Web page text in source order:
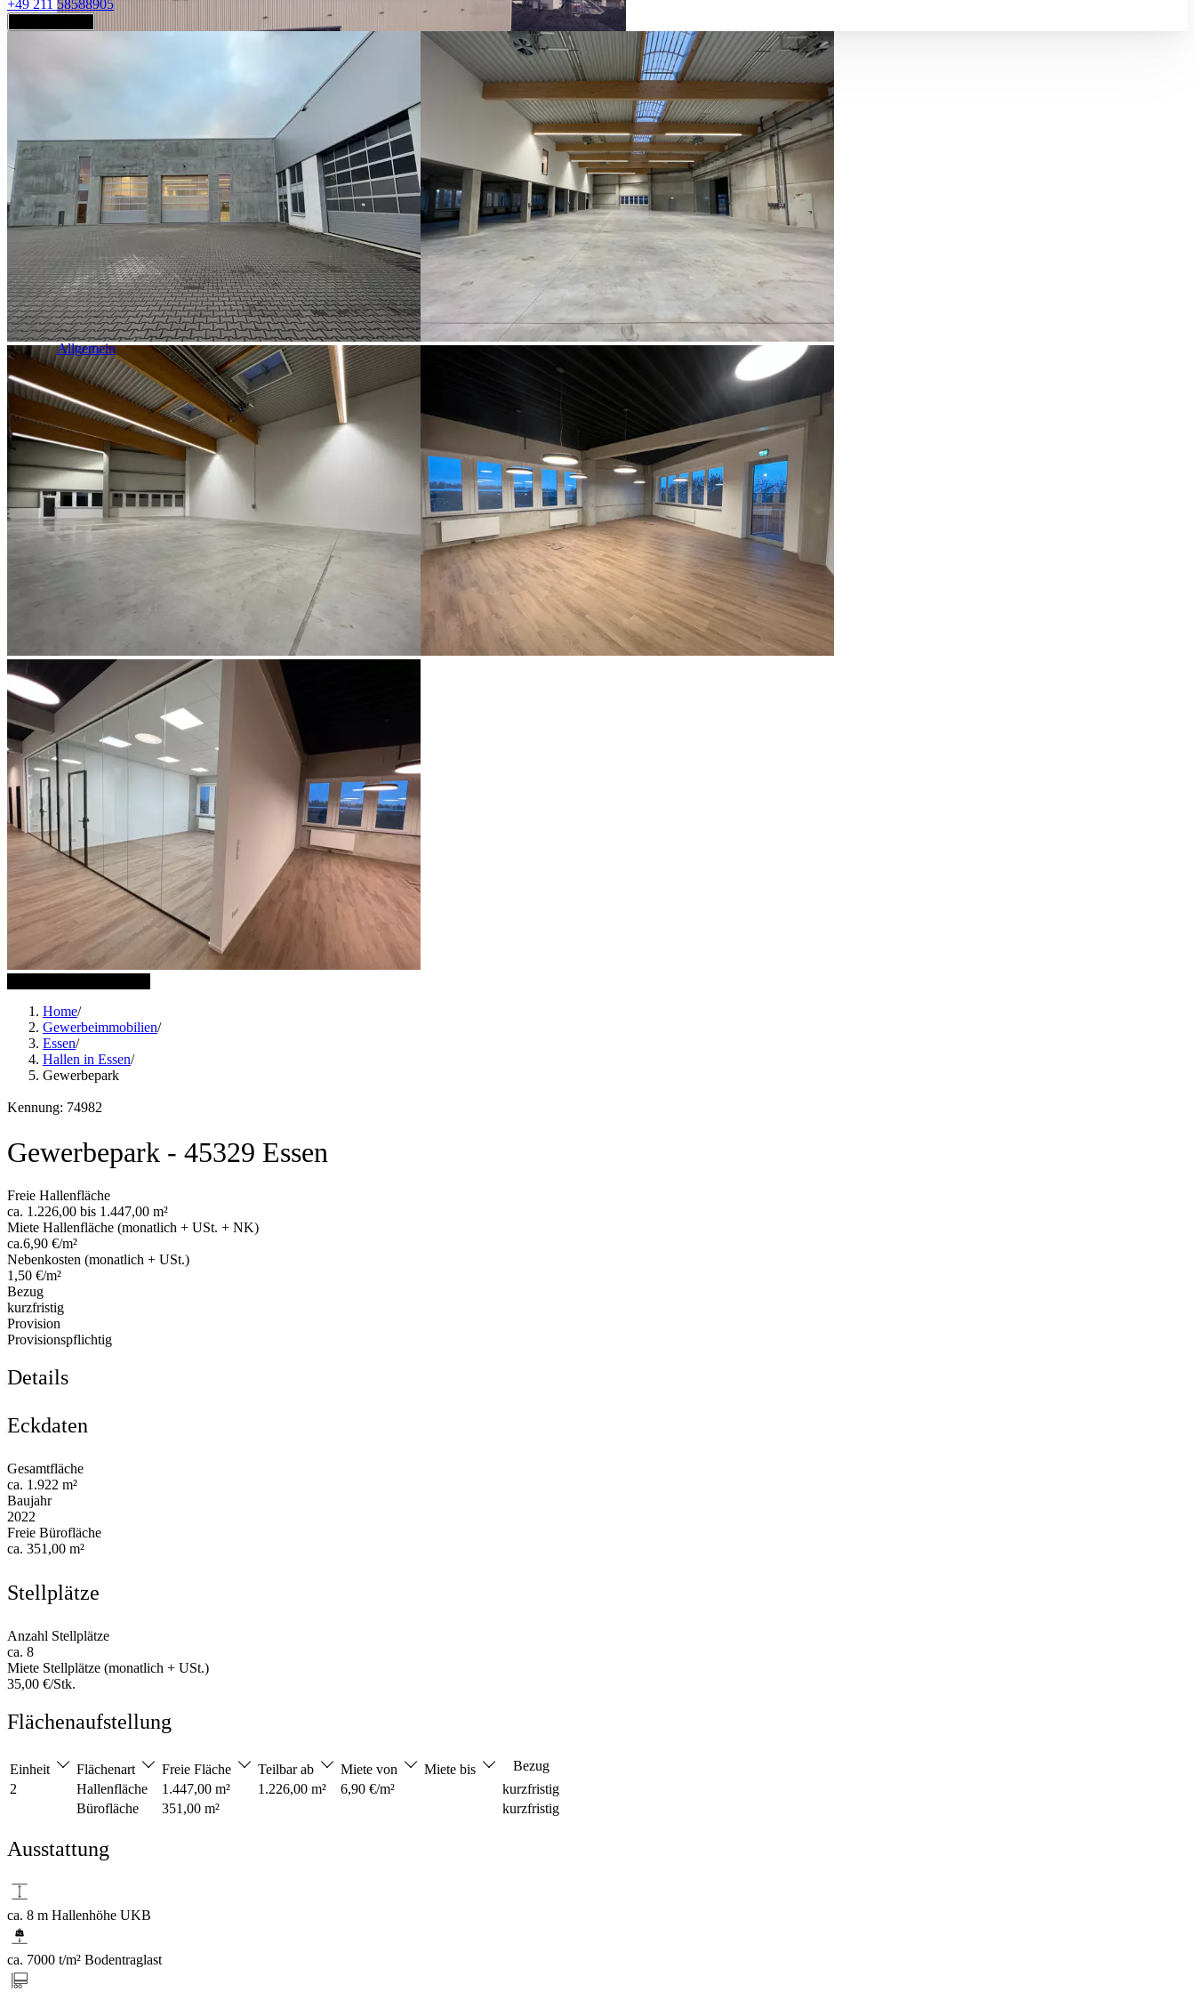
Industrie & Logistik
Allgemein
+49 211 58588905
Home/
Gewerbeimmobilien/
Essen/
Hallen in Essen/
Gewerbepark
Kennung: 74982
Gewerbepark - 45329 Essen
Freie Hallenfläche
ca. 1.226,00 bis 1.447,00 m²
Miete Hallenfläche (monatlich + USt. + NK)
ca.6,90 €/m²
Nebenkosten (monatlich + USt.)
1,50 €/m²
Bezug
kurzfristig
Provision
Provisionspflichtig
Details
Eckdaten
Gesamtfläche
ca. 1.922 m²
Baujahr
2022
Freie Bürofläche
ca. 351,00 m²
Stellplätze
Anzahl Stellplätze
ca. 8
Miete Stellplätze (monatlich + USt.)
35,00 €/Stk.
Flächenaufstellung
Einheit Flächenart Freie Fläche Teilbar ab Miete von Miete bis
Bezug
2
Hallenfläche 1.447,00 m² 1.226,00 m² 6,90 €/m²
kurzfristig
Bürofläche
351,00 m² kurzfristig
Ausstattung
ca. 8 m Hallenhöhe UKB
ca. 7000 t/m² Bodentraglast